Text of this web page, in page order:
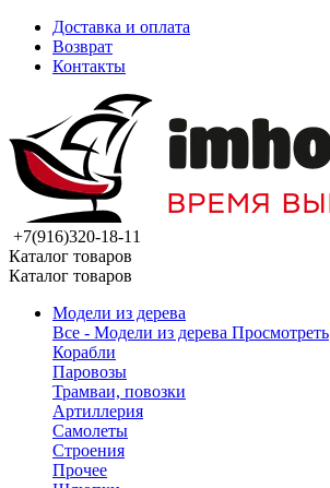
Доставка и оплата
Возврат
Контакты
+7(916)320-18-11
Каталог товаров
Каталог товаров
Модели из дерева
Все - Модели из дерева Просмотреть
Корабли
Паровозы
Трамваи, повозки
Артиллерия
Самолеты
Строения
Прочее